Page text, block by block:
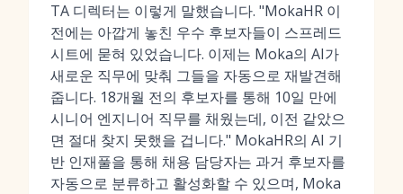
TA 디렉터는 이렇게 말했습니다. "MokaHR 이
전에는 아깝게 놓친 우수 후보자들이 스프레드
시트에 묻혀 있었습니다. 이제는 Moka의 AI가
새로운 직무에 맞춰 그들을 자동으로 재발견해
줍니다. 18개월 전의 후보자를 통해 10일 만에
시니어 엔지니어 직무를 채웠는데, 이전 같았으
면 절대 찾지 못했을 겁니다." MokaHR의 AI 기
반 인재풀을 통해 채용 담당자는 과거 후보자를
자동으로 분류하고 활성화할 수 있으며, Moka